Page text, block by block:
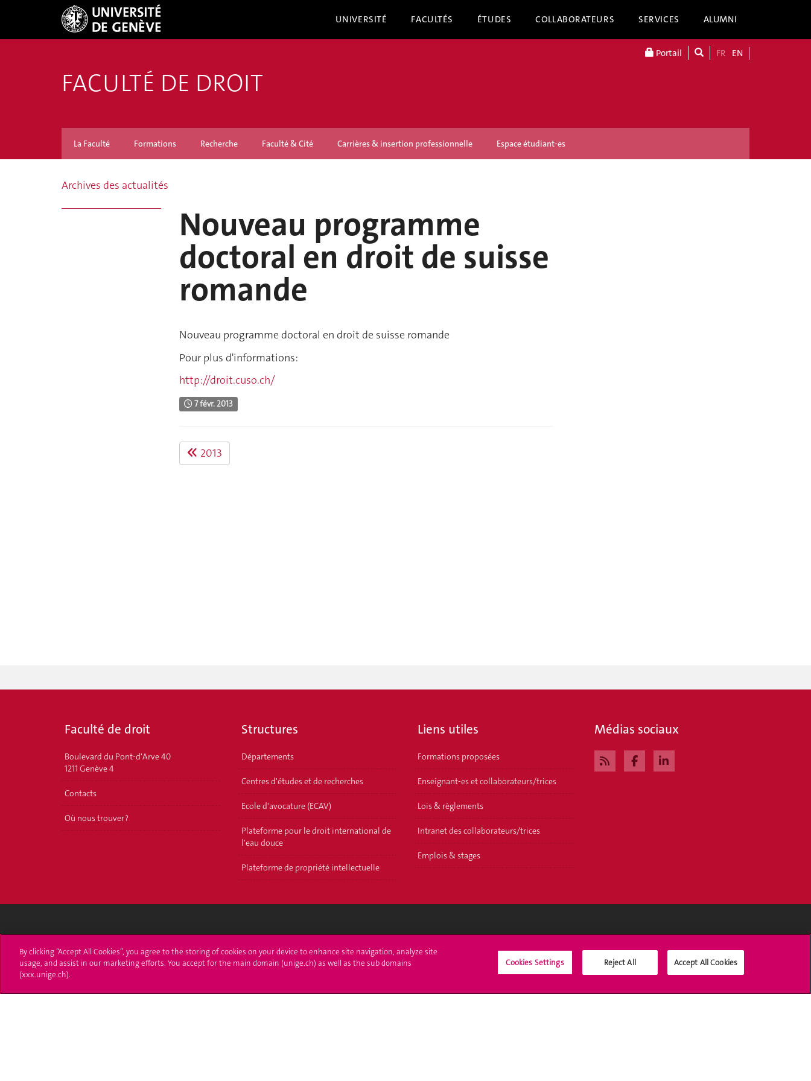
UNIVERSITÉ FACULTÉS ÉTUDES COLLABORATEURS SERVICES ALUMNI
Portail FR EN
FACULTÉ DE DROIT
La Faculté Formations Recherche Faculté & Cité Carrières & insertion professionnelle Espace étudiant-es
Archives des actualités
Nouveau programme
doctoral en droit de suisse
romande
Nouveau programme doctoral en droit de suisse romande
Pour plus d'informations:
http://droit.cuso.ch/
7 févr. 2013
2013
Faculté de droit
Boulevard du Pont-d'Arve 40
1211 Genève 4
Contacts
Où nous trouver ?
Structures
Départements
Centres d'études et de recherches
Ecole d'avocature (ECAV)
Plateforme pour le droit international de
l'eau douce
Plateforme de propriété intellectuelle
Liens utiles
Formations proposées
Enseignant-es et collaborateurs/trices
Lois & règlements
Intranet des collaborateurs/trices
Emplois & stages
Médias sociaux
24 rue du Général-Dufour
T. +41 (0)22 379 71 11
Immatriculations
Démarches administratives Médias
By clicking “Accept All Cookies”, you agree to the storing of cookies on your device to enhance site navigation, analyze site
usage, and assist in our marketing efforts. You accept for the main domain (unige.ch) as well as the sub domains
(xxx.unige.ch).
Cookies Settings Reject All Accept All Cookies